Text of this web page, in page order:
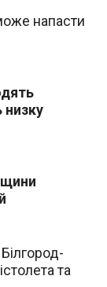
напасти
низку
та